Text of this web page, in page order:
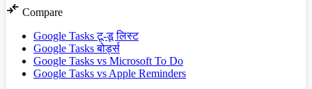
compare_arrows Compare
Google Tasks टू-डू लिस्ट
Google Tasks बोर्ड्स
Google Tasks vs Microsoft To Do
Google Tasks vs Apple Reminders